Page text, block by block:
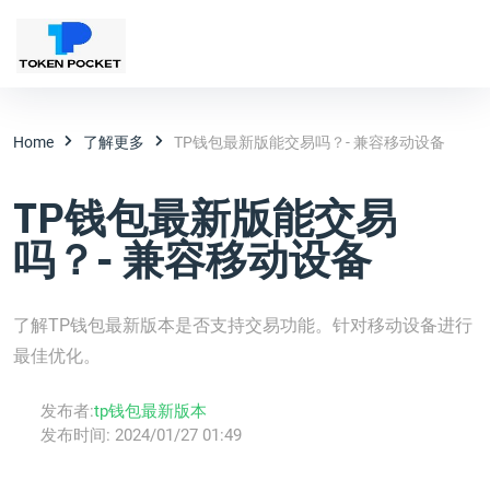
Home 了解更多 TP钱包最新版能交易吗？- 兼容移动设备
TP钱包最新版能交易
吗？- 兼容移动设备
了解TP钱包最新版本是否支持交易功能。针对移动设备进行
最佳优化。
发布者:tp钱包最新版本
发布时间: 2024/01/27 01:49